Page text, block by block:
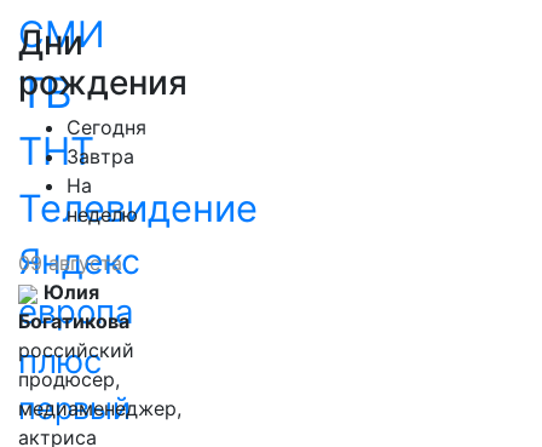
СМИ
ТВ
ТНТ
Телевидение
Яндекс
европа
плюс
первый
Дни
рождения
Сегодня
Завтра
На
неделю
09 августа
Юлия
Богатикова
российский
продюсер,
медиаменеджер,
актриса